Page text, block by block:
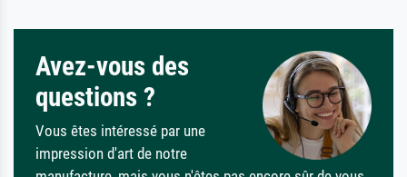
Avez-vous des
questions ?
Vous êtes intéressé par une
impression d'art de notre